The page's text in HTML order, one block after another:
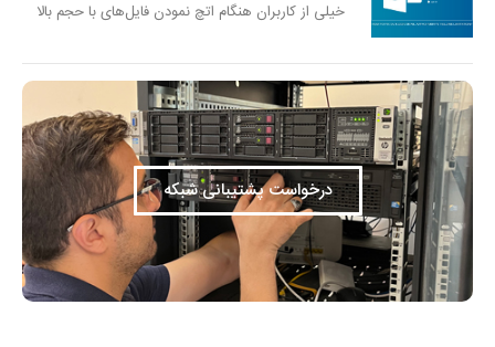
خیلی از کاربران هنگام اتچ نمودن فایل‌های با حجم بالا
درخواست پشتیبانی شبکه